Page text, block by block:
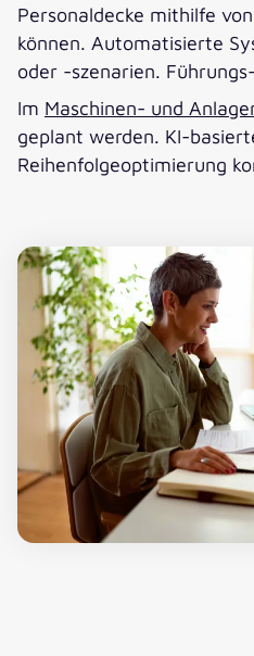
Personaldecke mithilfe
können. Automatisierte
oder -szenarien.
Im Maschinen- und
geplant werden. KI-
Reihenfolgeoptimierung